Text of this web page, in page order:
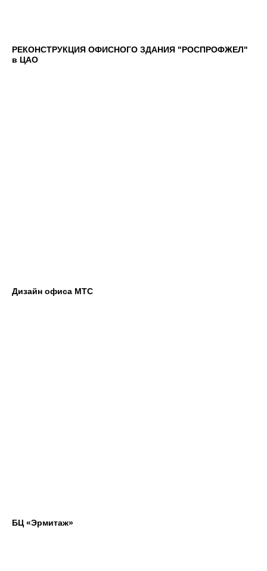
РЕКОНСТРУКЦИЯ ОФИСНОГО ЗДАНИЯ "РОСПРОФЖЕЛ"
в ЦАО
Дизайн офиса МТС
БЦ «Эрмитаж»